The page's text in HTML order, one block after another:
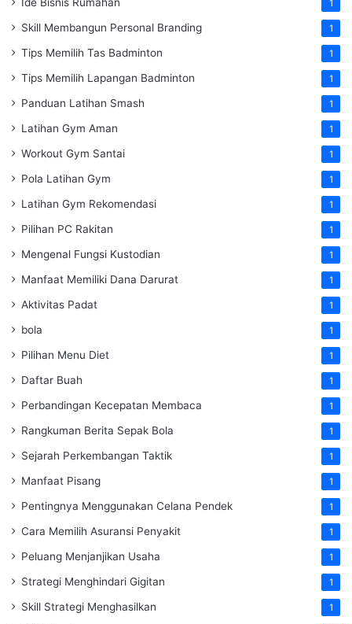
1
Skill Membangun Personal Branding 1
Tips Memilih Tas Badminton 1
Tips Memilih Lapangan Badminton 1
Panduan Latihan Smash 1
Latihan Gym Aman 1
Workout Gym Santai 1
Pola Latihan Gym 1
Latihan Gym Rekomendasi 1
Pilihan PC Rakitan 1
Mengenal Fungsi Kustodian 1
Manfaat Memiliki Dana Darurat 1
Aktivitas Padat 1
bola 1
Pilihan Menu Diet 1
Daftar Buah 1
Perbandingan Kecepatan Membaca 1
Rangkuman Berita Sepak Bola 1
Sejarah Perkembangan Taktik 1
Manfaat Pisang 1
Pentingnya Menggunakan Celana Pendek 1
Cara Memilih Asuransi Penyakit 1
Peluang Menjanjikan Usaha 1
Strategi Menghindari Gigitan 1
Skill Strategi Menghasilkan 1